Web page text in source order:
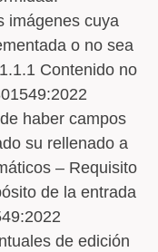
imágenes cuya
o no sea
Contenido no
haber campos
su rellenado a
– Requisito
de la entrada
de edición